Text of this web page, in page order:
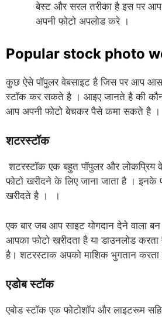
बेस्ट और सरल तरीका है इस पर
अपनी फोटो अपलोड करे ।
Popular stock photo
कुछ ऐसे पॉपुलर वेबसाइट है जिस पर आप
स्टॉक कर सकते है । आइए जानते है की
आप अपनी फोटो बेचकर पैसे कमा सकते है ।
शटरस्टॉक
शटरस्टॉक एक बहुत पॉपुलर और लोकप्रिय
फोटो खरीदने के लिए जाना जाता है । इनके
खरीदते है । ।
एक बार जब आप साइट योगदान देने वाला
आपका फोटो खरीदता है या डाउनलोड
है। शटरस्टाक अपको माशिक भुगतान करता
एडोब स्टॉक
एबोड स्टॉक एक फोटोशॉप और लाइटरूम